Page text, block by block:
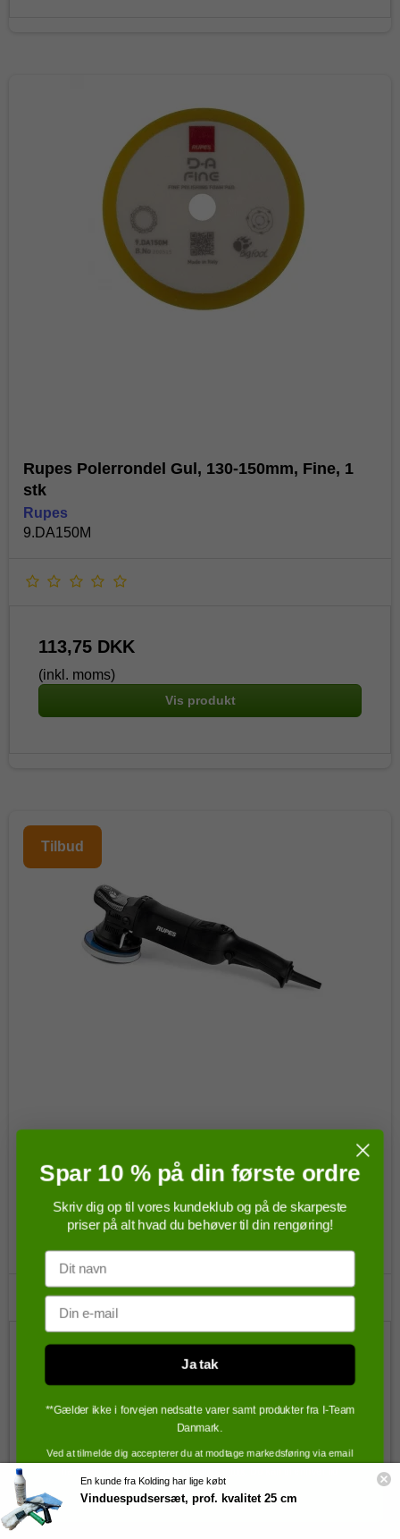
Rupes Polerrondel Gul, 130-150mm, Fine, 1
stk
Rupes
9.DA150M
113,75 DKK
(inkl. moms)
Vis produkt
Tilbud
Rupes Polermaskine LHR 15ES
34070
2.816,00 DKK
(inkl. moms)
En kunde fra Kolding har lige købt
Vinduespudsersæt, prof. kvalitet 25 cm
Spar 10 % på din første ordre
Skriv dig op til vores kundeklub og på de skarpeste
priser på alt hvad du behøver til din rengøring!
Navn
Email
Ja tak
**Gælder ikke i forvejen nedsatte varer samt produkter fra I-Team
Danmark.
Ved at tilmelde dig accepterer du at modtage markedsføring via email
afmelde dig.